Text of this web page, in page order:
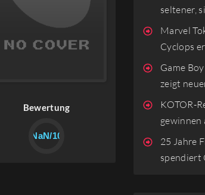
Bewertung
NaN/10
seltener,
Marvel
Cyclops
Game
zeigt
KOTOR-
gewinnen
25 Jahre
spendiert